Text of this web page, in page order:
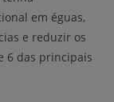
em éguas,
e reduzir os
6 das principais